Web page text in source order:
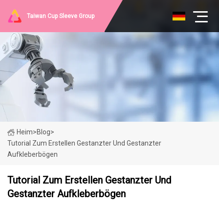
Taiwan Cup Sleeve Group
Heim>Blog>
Tutorial Zum Erstellen Gestanzter Und Gestanzter
Aufkleberbögen
Tutorial Zum Erstellen Gestanzter Und
Gestanzter Aufkleberbögen